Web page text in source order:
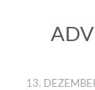
13.